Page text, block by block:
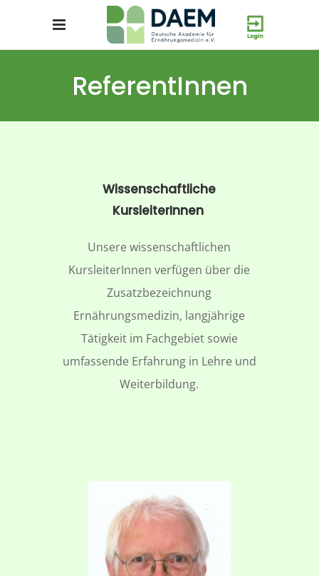
ReferentInnen
Wissenschaftliche
KursleiterInnen
Unsere wissenschaftlichen
KursleiterInnen verfügen über die
Zusatzbezeichnung
Ernährungsmedizin, langjährige
Tätigkeit im Fachgebiet sowie
umfassende Erfahrung in Lehre und
Weiterbildung.